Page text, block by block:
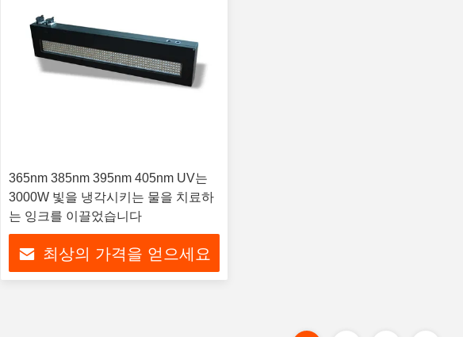
365nm 385nm 395nm 405nm UV는
3000W 빛을 냉각시키는 물을 치료하
는 잉크를 이끌었습니다
최상의 가격을 얻으세요